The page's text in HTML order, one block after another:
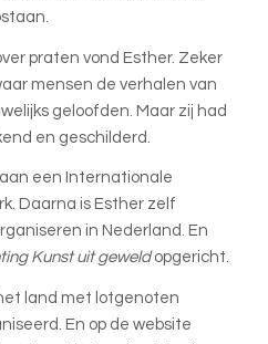
praten vond Esther. Zeker
mensen de verhalen van
geloofden. Maar zij had
en geschilderd.
een Internationale
Daarna is Esther zelf
in Nederland. En
Kunst uit geweldopgericht.
land met lotgenoten
En op de website